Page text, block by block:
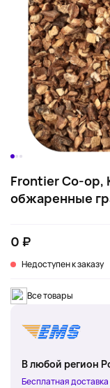
Frontier Co-op,
обжаренные
0 ₽
Недоступен к заказу
Все товары
В любой регион
Бесплатная